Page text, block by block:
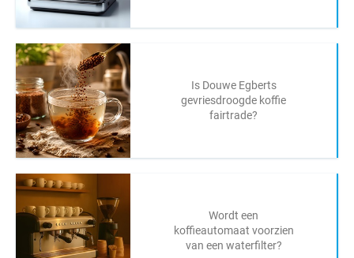
Is Douwe Egberts
gevriesdroogde koffie
fairtrade?
Wordt een
koffieautomaat voorzien
van een waterfilter?